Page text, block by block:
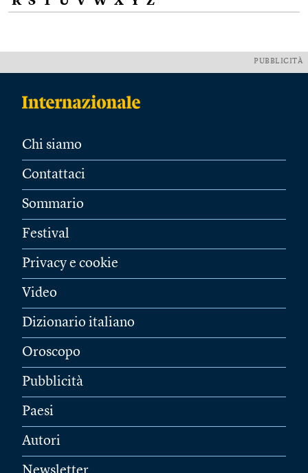
PUBBLICITÀ
Chi siamo
Contattaci
Sommario
Festival
Privacy e cookie
Video
Dizionario italiano
Oroscopo
Pubblicità
Paesi
Autori